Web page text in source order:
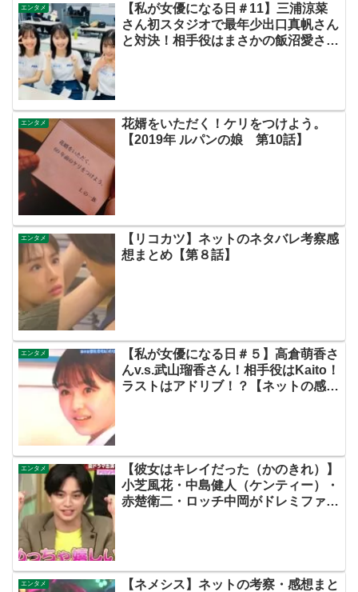
エンタメ
【私が女優になる日＃11】三浦涼菜
さん初スタジオで最年少出口真帆さん
と対決！相手役はまさかの飯沼愛さ
初恋Ｆ】
エンタメ
花婿をいただく！ケリをつけよう。
【2019年 ルパンの娘 第10話】
エンタメ
【リコカツ】ネットのネタバレ考察感
想まとめ【第８話】
エンタメ
【私が女優になる日＃５】高倉萌香さ
んv.s.武山瑠香さん！相手役はKaito！
ラストはアドリブ！？【ネットの感
エンタメ
【彼女はキレイだった（かのきれ）】
小芝風花・中島健人（ケンティー）・
赤楚衛二・ロッチ中岡がドレミファド
エンタメ
【ネメシス】ネットの考察・感想まと